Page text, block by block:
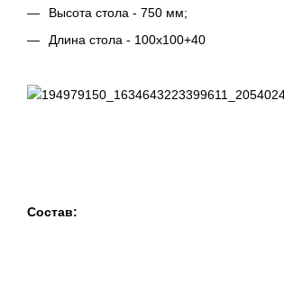
Высота стола - 750 мм;
Длина стола - 100х100+40
Состав: